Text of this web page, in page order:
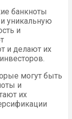
банкноты
уникальную
и
и делают их
могут быть
и
их